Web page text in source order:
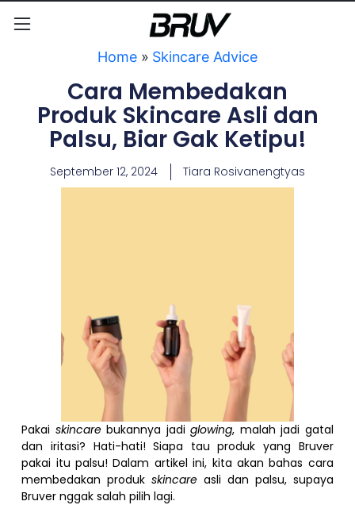
Home» Skincare Advice
Cara Membedakan
Produk Skincare Asli dan
Palsu, Biar Gak Ketipu!
September 12, 2024 Tiara Rosivanengtyas
Pakai skincarebukannya jadiglowing, malah jadi gatal
dan iritasi? Hati-hati! Siapa tau produk yang Bruver
pakai itu palsu! Dalam artikel ini, kita akan bahas cara
membedakan produkskincareasli dan palsu, supaya
Bruver nggak salah pilih lagi.